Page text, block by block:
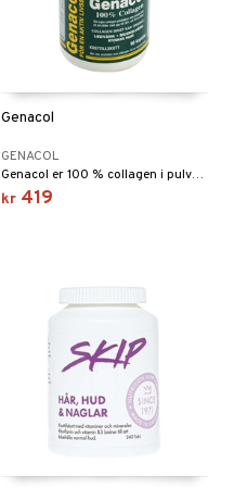
Genacol
GENACOL
Genacol er 100 % collagen i pulverform. Collagen er ett viktig protein som er virksomt i mange av kroppens funksjoner og forekommer i muskler, sener, ligament og i huden.
kr 419